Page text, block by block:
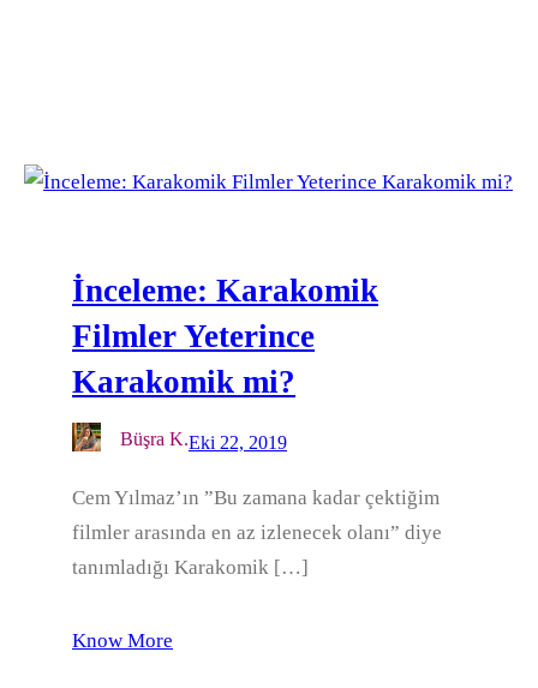
İnceleme: Karakomik
Filmler Yeterince
Karakomik mi?
Büşra K.Eki 22, 2019
Cem Yılmaz’ın ”Bu zamana kadar çektiğim
filmler arasında en az izlenecek olanı” diye
tanımladığı Karakomik […]
Know More